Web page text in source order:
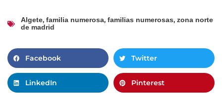
Algete, familia numerosa, familias numerosas, zona norte
de madrid
Facebook Twitter
LinkedIn Pinterest